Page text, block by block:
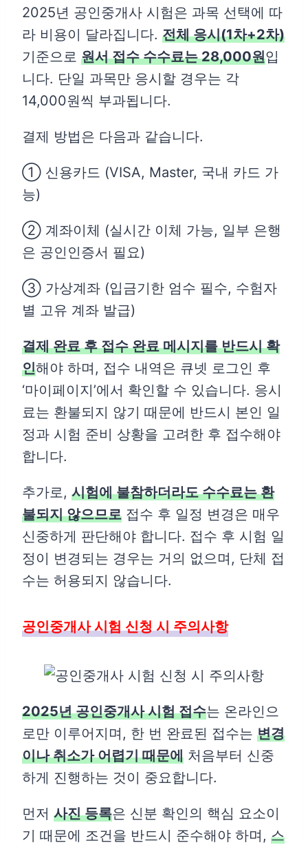
2025년 공인중개사 시험은 과목 선택에 따
라 비용이 달라집니다. 전체 응시(1차+2차)
기준으로 원서 접수 수수료는 28,000원입
니다. 단일 과목만 응시할 경우는 각
14,000원씩 부과됩니다.
결제 방법은 다음과 같습니다.
① 신용카드 (VISA, Master, 국내 카드 가
능)
② 계좌이체 (실시간 이체 가능, 일부 은행
은 공인인증서 필요)
③ 가상계좌 (입금기한 엄수 필수, 수험자
별 고유 계좌 발급)
결제 완료 후 접수 완료 메시지를 반드시 확
인해야 하며, 접수 내역은 큐넷 로그인 후
‘마이페이지’에서 확인할 수 있습니다. 응시
료는 환불되지 않기 때문에 반드시 본인 일
정과 시험 준비 상황을 고려한 후 접수해야
합니다.
추가로, 시험에 불참하더라도 수수료는 환
불되지 않으므로 접수 후 일정 변경은 매우
신중하게 판단해야 합니다. 접수 후 시험 일
정이 변경되는 경우는 거의 없으며, 단체 접
수는 허용되지 않습니다.
공인중개사 시험 신청 시 주의사항
2025년 공인중개사 시험 접수는 온라인으
로만 이루어지며, 한 번 완료된 접수는 변경
이나 취소가 어렵기 때문에 처음부터 신중
하게 진행하는 것이 중요합니다.
먼저 사진 등록은 신분 확인의 핵심 요소이
기 때문에 조건을 반드시 준수해야 하며, 스